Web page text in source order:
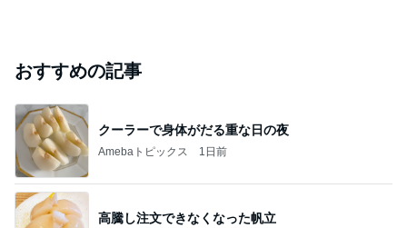
おすすめの記事
クーラーで身体がだる重な日の夜
Amebaトピックス 1日前
高騰し注文できなくなった帆立